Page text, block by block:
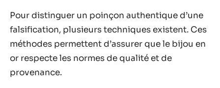
Pour distinguer un poinçon authentique d’une
falsification, plusieurs techniques existent. Ces
méthodes permettent d’assurer que le bijou en
or respecte les normes de qualité et de
provenance.